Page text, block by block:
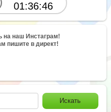
01:36:46
на наш Инстаграм!
пишите в директ!